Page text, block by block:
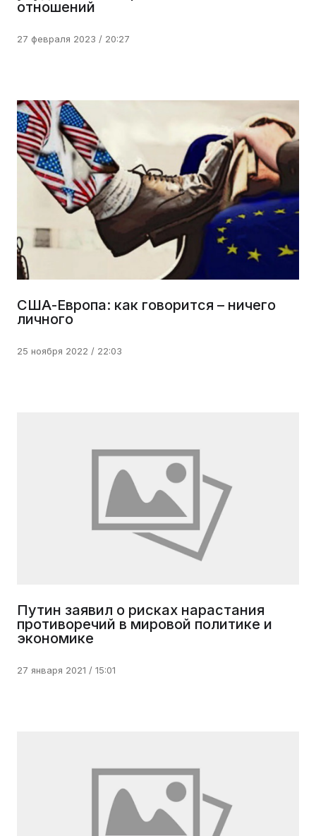
отношений
27 февраля 2023 / 20:27
США-Европа: как говорится – ничего
личного
25 ноября 2022 / 22:03
Путин заявил о рисках нарастания
противоречий в мировой политике и
экономике
27 января 2021 / 15:01